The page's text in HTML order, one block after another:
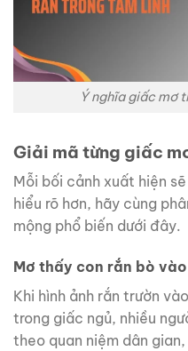
Ý nghĩa giấc mơ
Giải mã từng giấc
Mỗi bối cảnh xuất hiện
hiểu rõ hơn, hãy cùng
mộng phổ biến dưới đây.
Mơ thấy con rắn bò
Khi hình ảnh rắn trườn
trong giấc ngủ, nhiều
theo quan niệm dân